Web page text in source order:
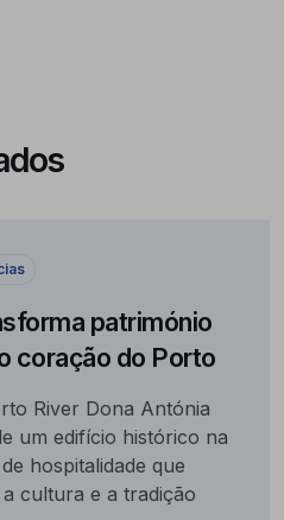
património
coração do Porto
River Dona Antónia
um edifício histórico na
hospitalidade que
cultura e a tradição